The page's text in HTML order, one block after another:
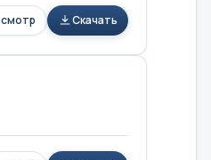
Скачать